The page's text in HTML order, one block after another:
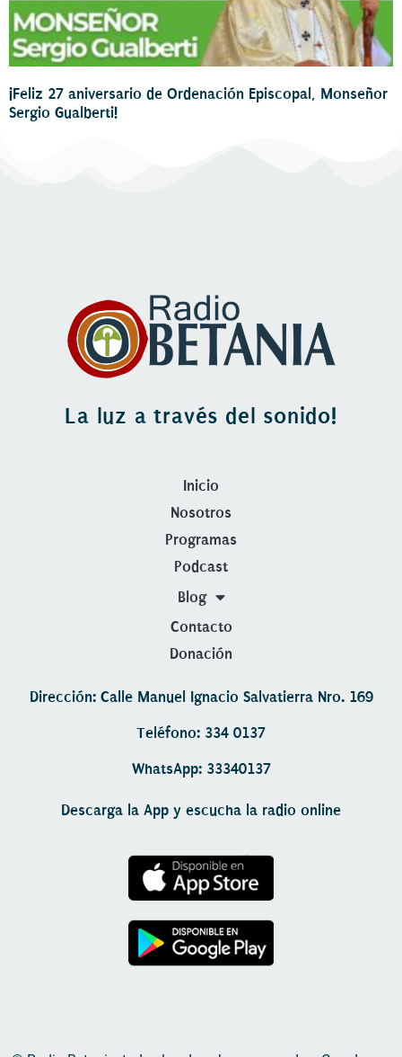
¡Feliz 27 aniversario de Ordenación Episcopal, Monseñor
Sergio Gualberti!
La luz a través del sonido!
Inicio
Nosotros
Programas
Podcast
Blog
Contacto
Donación
Dirección: Calle Manuel Ignacio Salvatierra Nro. 169
Teléfono: 334 0137
WhatsApp: 33340137
Descarga la App y escucha la radio online